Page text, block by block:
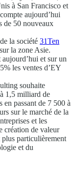
à San Francisco et
aujourd’hui
de 50 nouveaux
la société 31Ten
la zone Asie.
et sur un
les ventes d’EY
souhaite
1,5 milliard de
en passant de 7 500 à
sur le marché de la
et les
création de valeur
particulièrement
et du